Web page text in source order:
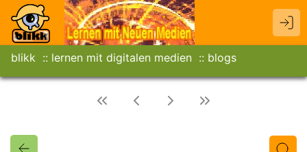
blikk lernen mit digitalen medien blogs